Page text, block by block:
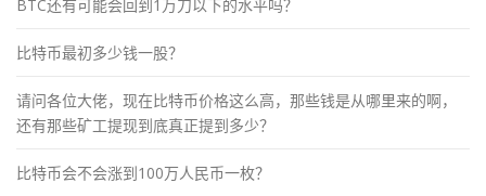
BTC还有可能会回到1万刀以下的水平吗？
比特币最初多少钱一股？
请问各位大佬，现在比特币价格这么高，那些钱是从哪里来的啊，
还有那些矿工提现到底真正提到多少？
比特币会不会涨到100万人民币一枚？